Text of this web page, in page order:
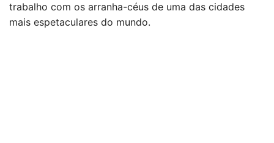
trabalho com os arranha-céus de uma das cidades
mais espetaculares do mundo.